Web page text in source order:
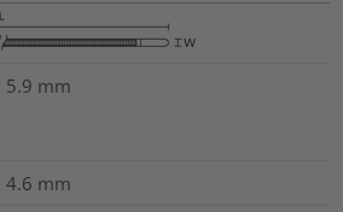
5.9 mm
4.6 mm